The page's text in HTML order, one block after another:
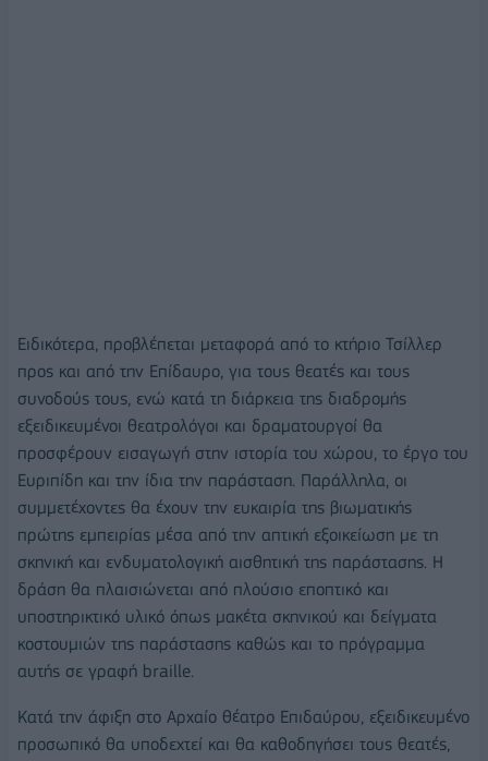
Ειδικότερα, προβλέπεται μεταφορά από το κτήριο Τσίλλερ
προς και από την Επίδαυρο, για τους θεατές και τους
συνοδούς τους, ενώ κατά τη διάρκεια της διαδρομής
εξειδικευμένοι θεατρολόγοι και δραματουργοί θα
προσφέρουν εισαγωγή στην ιστορία του χώρου, το έργο του
Ευριπίδη και την ίδια την παράσταση. Παράλληλα, οι
συμμετέχοντες θα έχουν την ευκαιρία της βιωματικής
πρώτης εμπειρίας μέσα από την απτική εξοικείωση με τη
σκηνική και ενδυματολογική αισθητική της παράστασης. Η
δράση θα πλαισιώνεται από πλούσιο εποπτικό και
υποστηρικτικό υλικό όπως μακέτα σκηνικού και δείγματα
κοστουμιών της παράστασης καθώς και το πρόγραμμα
αυτής σε γραφή braille.
Κατά την άφιξη στο Αρχαίο θέατρο Επιδαύρου, εξειδικευμένο
προσωπικό θα υποδεχτεί και θα καθοδηγήσει τους θεατές,